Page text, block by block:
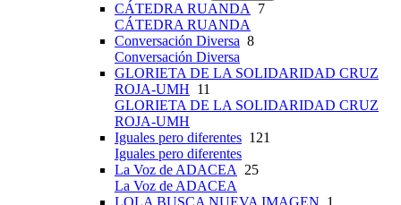
CÁTEDRA RUANDA 7
CÁTEDRA RUANDA
Conversación Diversa 8
Conversación Diversa
GLORIETA DE LA SOLIDARIDAD CRUZ
ROJA-UMH 11
GLORIETA DE LA SOLIDARIDAD CRUZ
ROJA-UMH
Iguales pero diferentes 121
Iguales pero diferentes
La Voz de ADACEA 25
La Voz de ADACEA